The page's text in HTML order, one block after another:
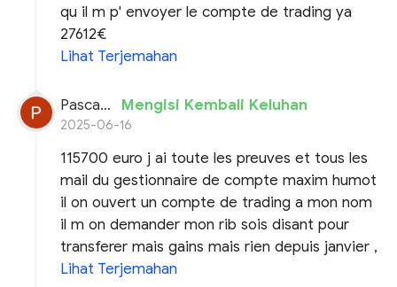
qu il m p' envoyer le compte de trading ya
27612€
Lihat Terjemahan
Pascal planchon Mengisi Kembali Keluhan
2025-06-16
115700 euro j ai toute les preuves et tous les
mail du gestionnaire de compte maxim humot
il on ouvert un compte de trading a mon nom
il m on demander mon rib sois disant pour
transferer mais gains mais rien depuis janvier ,
Lihat Terjemahan